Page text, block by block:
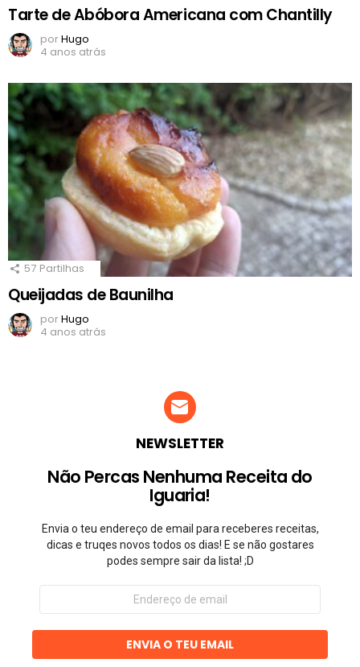
Tarte de Abóbora Americana com Chantilly
porHugo
4 anos atrás
57 Partilhas
Queijadas de Baunilha
porHugo
4 anos atrás
NEWSLETTER
Não Percas Nenhuma Receita do
Iguaria!
Envia o teu endereço de email para receberes receitas,
dicas e truqes novos todos os dias! E se não gostares
podes sempre sair da lista! ;D
Endereço
email
ENVIA O TEU EMAIL